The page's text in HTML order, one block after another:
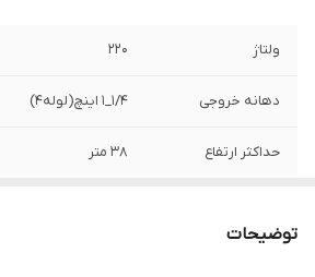
ولتاژ ۲۲۰
دهانه خروجی ۱/۴_۱ اینچ(لوله۴)
حداکثر ارتفاع ۳۸ متر
توضیحات